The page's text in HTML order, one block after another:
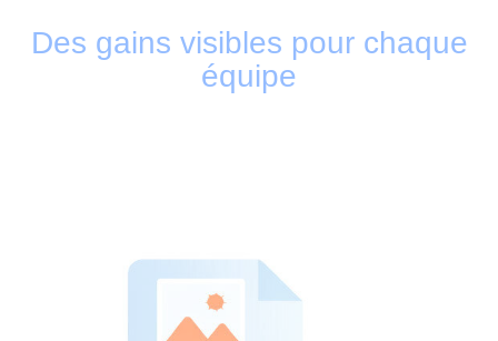
Des gains visibles pour chaque
équipe